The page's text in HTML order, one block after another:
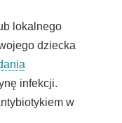
lokalnego
dziecka
infekcji.
w